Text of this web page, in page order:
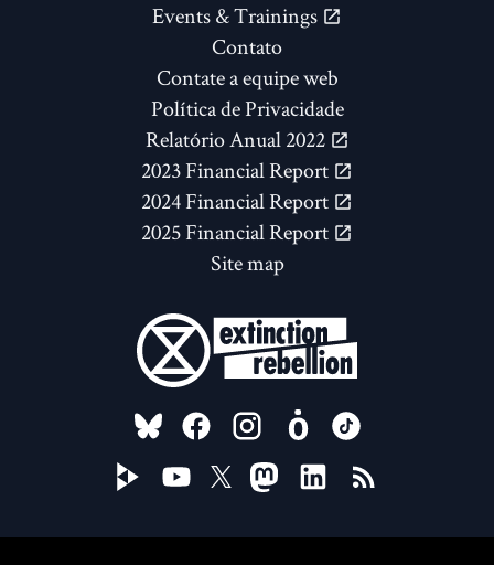
Events & Trainings
Contato
Contate a equipe web
Política de Privacidade
Relatório Anual 2022
2023 Financial Report
2024 Financial Report
2025 Financial Report
Site map
FOLLOW US ON